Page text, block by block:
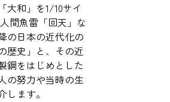
大和」を1/10サイ
間魚雷「回天」な
の日本の近代化の
歴史」と、その近
鋼をはじめとした
の努力や当時の生
ます。